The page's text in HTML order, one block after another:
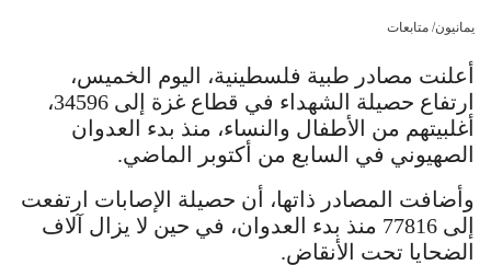
يمانيون/ متابعات
أعلنت مصادر طبية فلسطينية، اليوم الخميس،
ارتفاع حصيلة الشهداء في قطاع غزة إلى 34596،
أغلبيتهم من الأطفال والنساء، منذ بدء العدوان
الصهيوني في السابع من أكتوبر الماضي.
وأضافت المصادر ذاتها، أن حصيلة الإصابات ارتفعت
إلى 77816 منذ بدء العدوان، في حين لا يزال آلاف
الضحايا تحت الأنقاض.